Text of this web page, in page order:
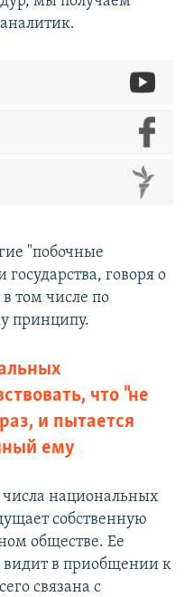
"побочные
говоря о
том числе по
принципу.
что "не
и пытается
ему
национальных
собственную
обществе. Ее
видит в приобщении к
связана с